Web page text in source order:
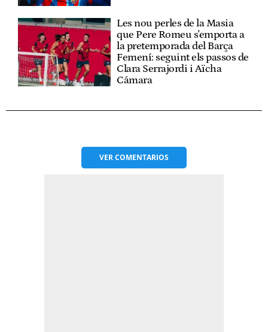
Les nou perles de la Masia
que Pere Romeu s'emporta a
la pretemporada del Barça
Femení: seguint els passos de
Clara Serrajordi i Aïcha
Cámara
VERCOMENTARIOS